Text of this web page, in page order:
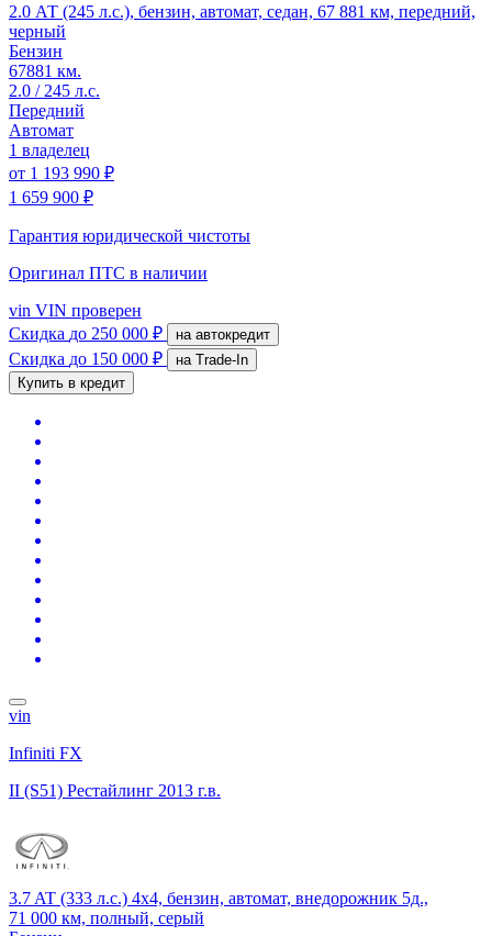
2.0 АТ (245 л.с.), бензин, автомат, седан, 67 881 км, передний,
черный
Бензин
67881 км.
2.0 / 245 л.с.
Передний
Автомат
1 владелец
от 1 193 990 ₽
1 659 900 ₽
Гарантия юридической чистоты
Оригинал ПТС в наличии
vin VIN проверен
Скидка до 250 000 ₽ на автокредит
Скидка до 150 000 ₽
на Trade-In
Купить в кредит
vin
Infiniti FX
II (S51) Рестайлинг 2013 г.в.
3.7 AT (333 л.с.) 4x4, бензин, автомат, внедорожник 5д.,
71 000 км, полный, серый